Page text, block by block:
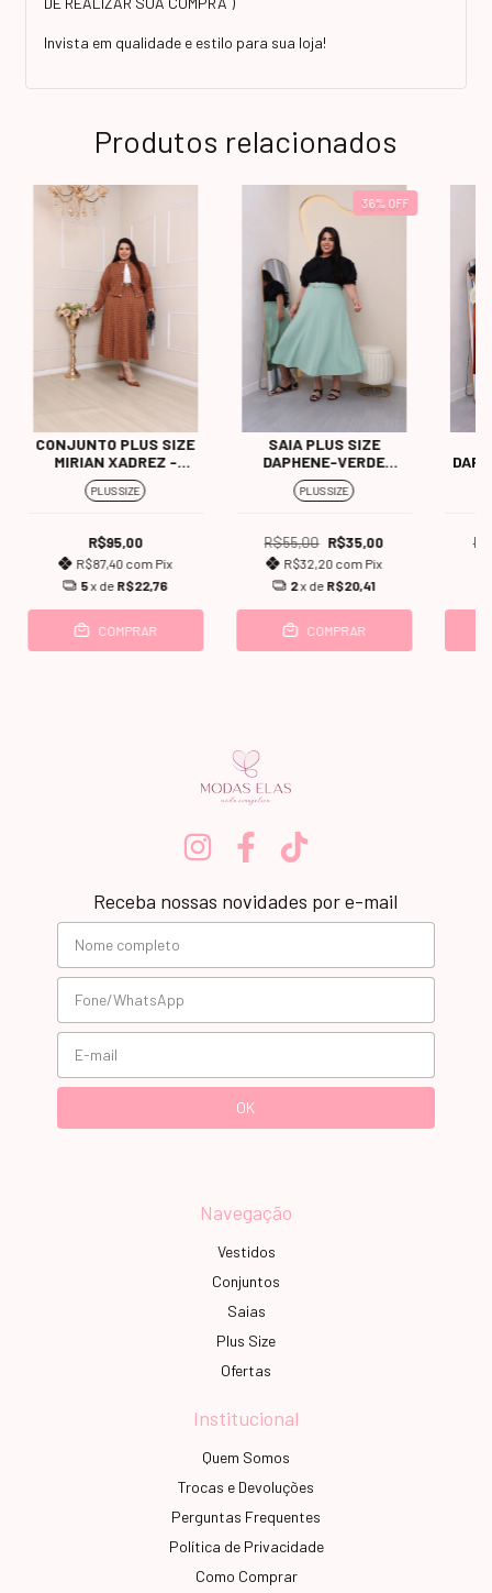
Invista em qualidade e estilo para sua loja!
Produtos relacionados
CONJUNTO PLUS SIZE
MIRIAN XADREZ -
MARROM
PLUS SIZE
R$95,00
R$87,40 com Pix
5x de R$22,76
COMPRAR
36% OFF
SAIA PLUS SIZE
DAPHENE-VERDE
PISTACHE
PLUS SIZE
R$55,00 R$35,00
R$32,20 com Pix
2x de R$20,41
COMPRAR
Receba nossas novidades por e-mail
Navegação
Vestidos
Conjuntos
Saias
Plus Size
Ofertas
Institucional
Quem Somos
Trocas e Devoluções
Perguntas Frequentes
Política de Privacidade
Como Comprar